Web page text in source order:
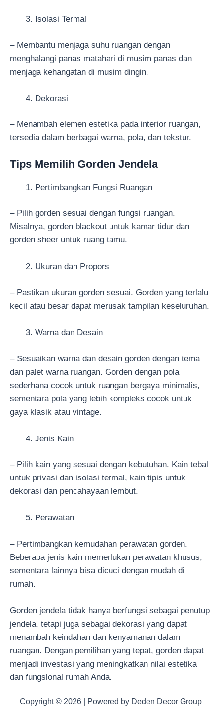
Isolasi Termal
– Membantu menjaga suhu ruangan dengan
menghalangi panas matahari di musim panas dan
menjaga kehangatan di musim dingin.
Dekorasi
– Menambah elemen estetika pada interior ruangan,
tersedia dalam berbagai warna, pola, dan tekstur.
Tips Memilih Gorden Jendela
Pertimbangkan Fungsi Ruangan
– Pilih gorden sesuai dengan fungsi ruangan.
Misalnya, gorden blackout untuk kamar tidur dan
gorden sheer untuk ruang tamu.
Ukuran dan Proporsi
– Pastikan ukuran gorden sesuai. Gorden yang terlalu
kecil atau besar dapat merusak tampilan keseluruhan.
Warna dan Desain
– Sesuaikan warna dan desain gorden dengan tema
dan palet warna ruangan. Gorden dengan pola
sederhana cocok untuk ruangan bergaya minimalis,
sementara pola yang lebih kompleks cocok untuk
gaya klasik atau vintage.
Jenis Kain
– Pilih kain yang sesuai dengan kebutuhan. Kain tebal
untuk privasi dan isolasi termal, kain tipis untuk
dekorasi dan pencahayaan lembut.
Perawatan
– Pertimbangkan kemudahan perawatan gorden.
Beberapa jenis kain memerlukan perawatan khusus,
sementara lainnya bisa dicuci dengan mudah di
rumah.
Gorden jendela tidak hanya berfungsi sebagai penutup
jendela, tetapi juga sebagai dekorasi yang dapat
menambah keindahan dan kenyamanan dalam
ruangan. Dengan pemilihan yang tepat, gorden dapat
menjadi investasi yang meningkatkan nilai estetika
dan fungsional rumah Anda.
Copyright © 2026 | Powered by Deden Decor Group